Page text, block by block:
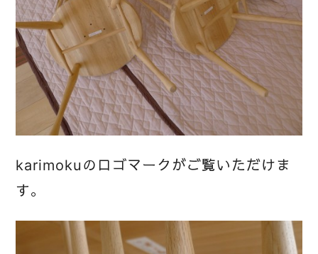
karimokuのロゴマークがご覧いただけま
す。